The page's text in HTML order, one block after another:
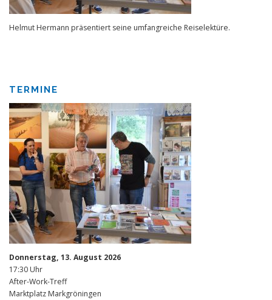
Helmut Hermann präsentiert seine umfangreiche Reiselektüre.
TERMINE
Donnerstag, 13. August 2026
17:30 Uhr
After-Work-Treff
Marktplatz Markgröningen